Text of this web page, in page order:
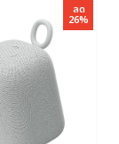
ลด
26%